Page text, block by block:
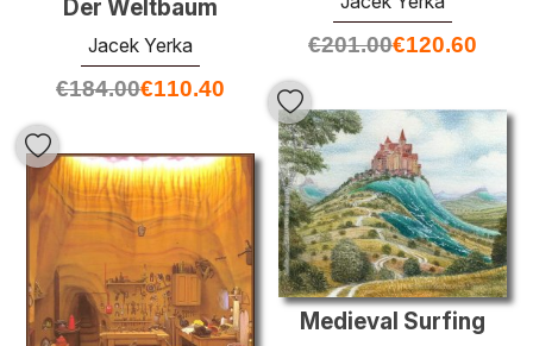
€201.00€120.60
Der Weltbaum
Jacek Yerka
€184.00€110.40
Medieval Surfing